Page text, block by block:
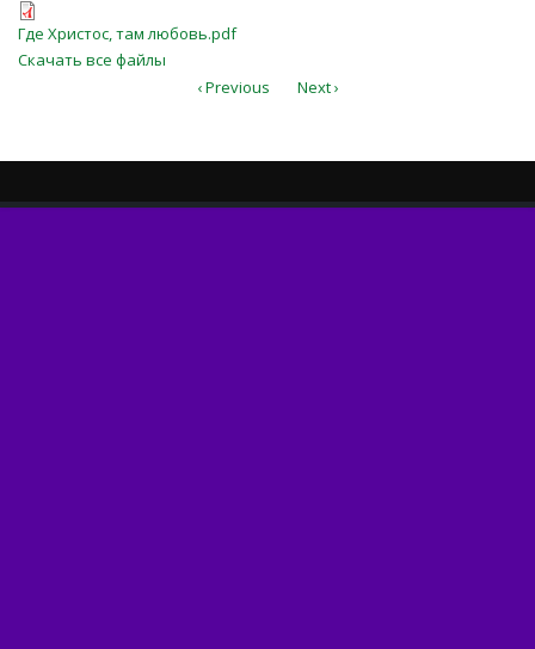
Где Христос, там любовь.pdf
Где Христос, там любовь.pdf
Скачать все файлы
‹ Previous
Next ›